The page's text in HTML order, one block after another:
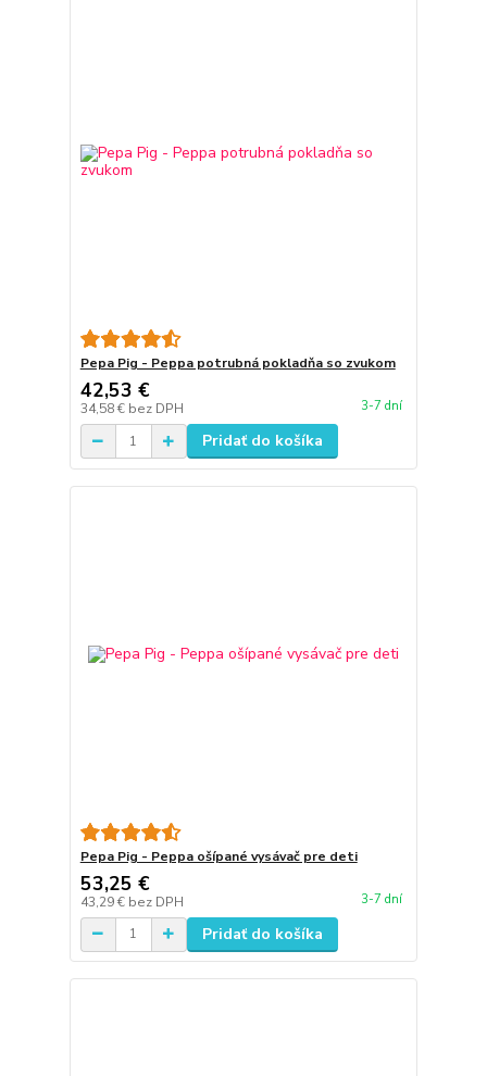
Pepa Pig - Peppa potrubná pokladňa so zvukom
42,53 €
34,58 € bez DPH 3-7 dní
Pridať do košíka
Pepa Pig - Peppa ošípané vysávač pre deti
53,25 €
43,29 € bez DPH 3-7 dní
Pridať do košíka